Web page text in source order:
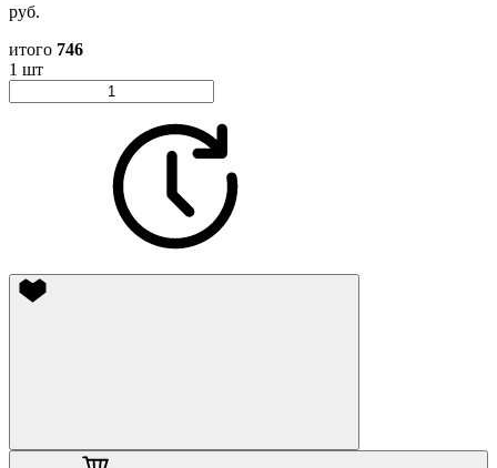
руб.
итого 746
1 шт